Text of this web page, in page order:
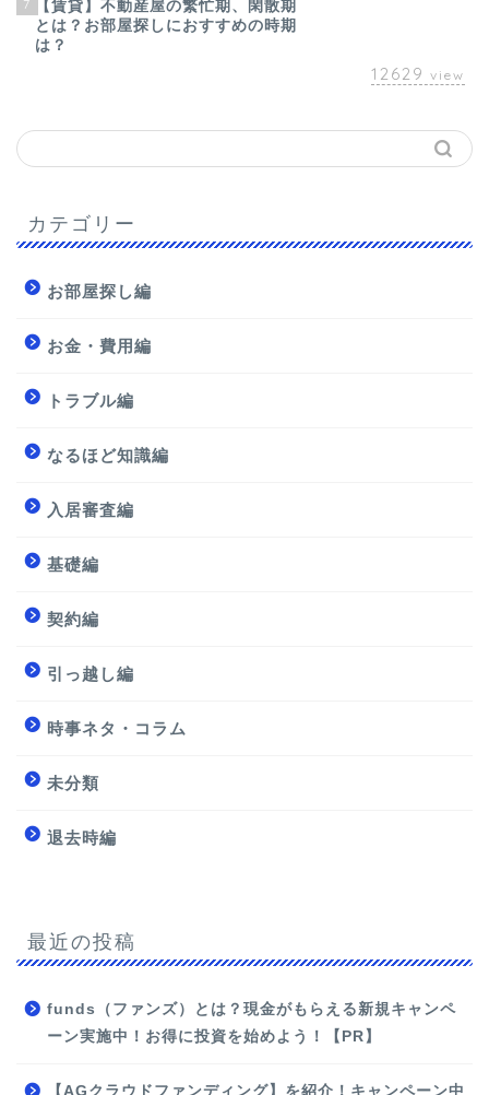
7
【賃貸】不動産屋の繁忙期、閑散期
とは？お部屋探しにおすすめの時期
は？
12629 view
カテゴリー
お部屋探し編
お金・費用編
トラブル編
なるほど知識編
入居審査編
基礎編
契約編
引っ越し編
時事ネタ・コラム
未分類
退去時編
最近の投稿
funds（ファンズ）とは？現金がもらえる新規キャンペ
ーン実施中！お得に投資を始めよう！【PR】
【AGクラウドファンディング】を紹介！キャンペーン中